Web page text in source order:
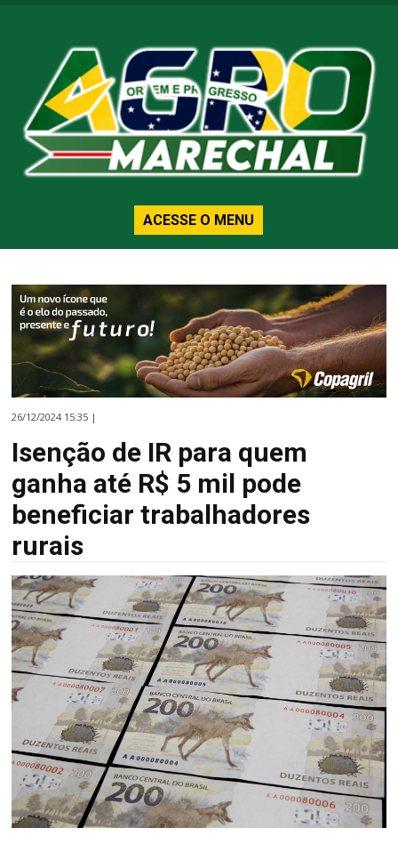
ACESSE O MENU
26/12/2024 15:35 |
Isenção de IR para quem
ganha até R$ 5 mil pode
beneficiar trabalhadores
rurais